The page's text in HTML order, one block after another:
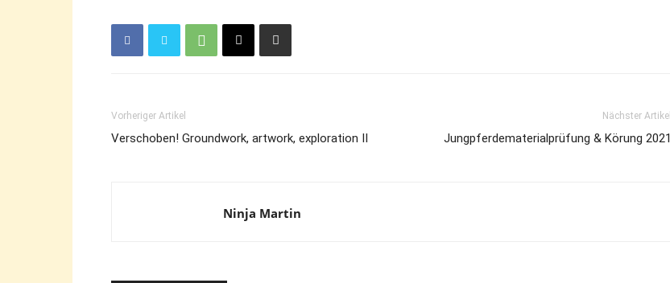
Vorheriger Artikel
Verschoben! Groundwork, artwork, exploration II
Nächster Artikel
Jungpferdematerialprüfung & Körung 2021
Ninja Martin